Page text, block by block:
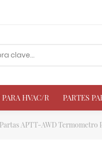
PARA HVAC/R PARTES
APTT-AWD Termometro